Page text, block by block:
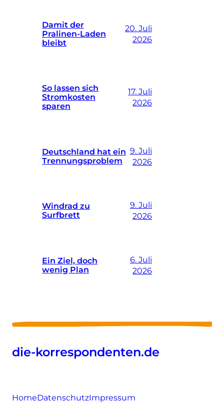
Damit der
Pralinen-Laden
bleibt
20. Juli
2026
So lassen sich
Stromkosten
sparen
17. Juli
2026
Deutschland hat ein
Trennungsproblem
9. Juli
2026
Windrad zu
Surfbrett
9. Juli
2026
Ein Ziel, doch
wenig Plan
6. Juli
2026
die-korrespondenten.de
HomeDatenschutzImpressum